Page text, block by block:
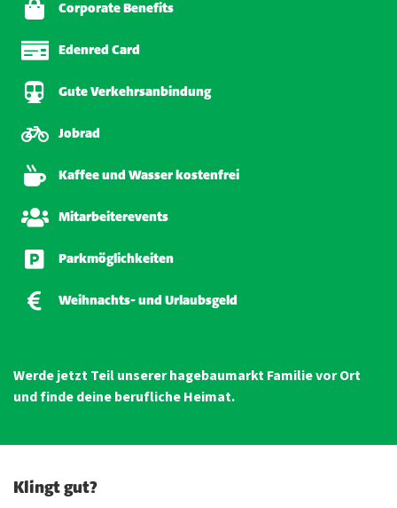
Corporate Benefits
Edenred Card
Gute Verkehrsanbindung
Jobrad
Kaffee und Wasser kostenfrei
Mitarbeiterevents
Parkmöglichkeiten
Weihnachts- und Urlaubsgeld
Werde jetzt Teil unserer hagebaumarkt Familie vor Ort
und finde deine berufliche Heimat.
Klingt gut?